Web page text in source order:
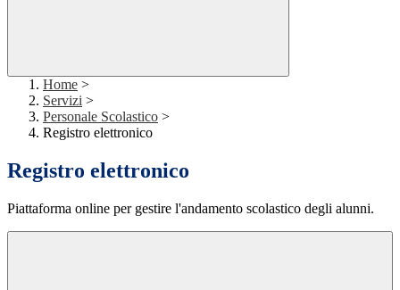
Home >
Servizi >
Personale Scolastico >
Registro elettronico
Registro elettronico
Piattaforma online per gestire l'andamento scolastico degli alunni.